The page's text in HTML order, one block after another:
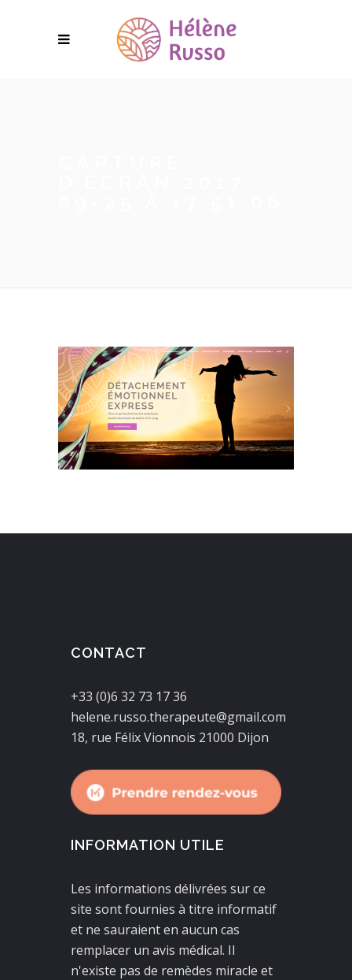
CONTACT
+33 (0)6 32 73 17 36
helene.russo.therapeute@gmail.com
18, rue Félix Vionnois 21000 Dijon
INFORMATION UTILE
Les informations délivrées sur ce
site sont fournies à titre informatif
et ne sauraient en aucun cas
remplacer un avis médical. Il
n'existe pas de remèdes miracle et